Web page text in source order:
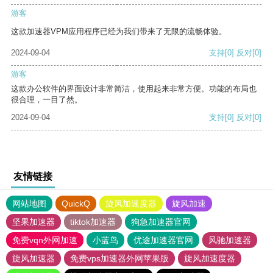
游客
这款加速器VPM应用程序已经为我们带来了无限的流畅体验。
2024-09-04 支持[0] 反对[0]
游客
这款办公软件的界面设计非常简洁，使用起来非常方便。功能的布局也
很合理，一目了然。
2024-09-04
支持[0] 反对[0]
友情链接
网站地图 QuickQ 旋风加速度器
旋风加速
坚果加速器
tiktok加速器
狗急加速器官网
免费vqn外网加速
小蓝鸟 优途加速器官网
风驰加速器
旋风加速器
免费vps加速器外网苹果版
旋风加速度器